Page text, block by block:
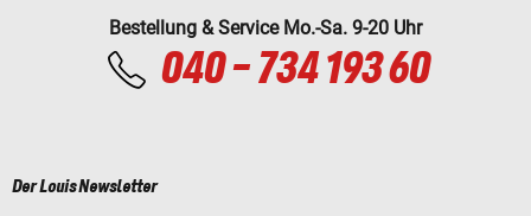
Bestellung & Service Mo.-Sa. 9-20 Uhr
040 - 734 193 60
Der Louis Newsletter